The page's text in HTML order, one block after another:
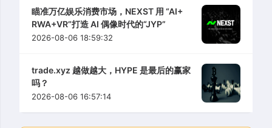
瞄准万亿娱乐消费市场，NEXST 用 “AI+
RWA+VR”打造 AI 偶像时代的“JYP”
2026-08-06 18:59:32
trade.xyz 越做越大，HYPE 是最后的赢家
吗？
2026-08-06 16:57:14